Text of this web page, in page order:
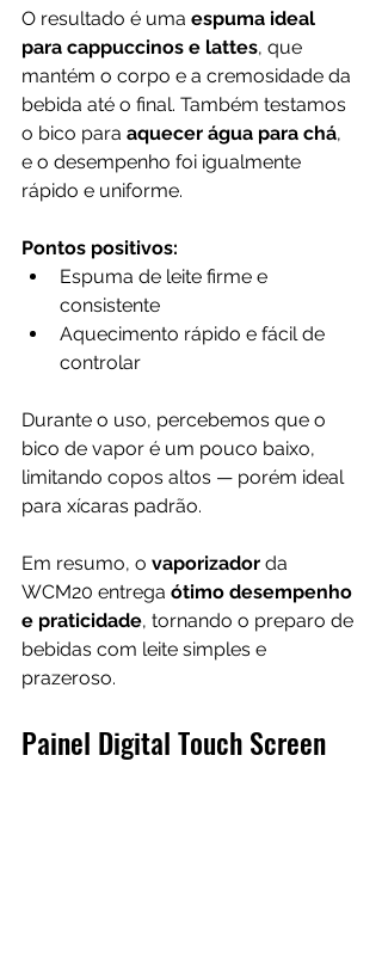
O resultado é uma espuma ideal
para cappuccinos e lattes, que
mantém o corpo e a cremosidade da
bebida até o final. Também testamos
o bico para aquecer água para chá,
e o desempenho foi igualmente
rápido e uniforme.
Pontos positivos:
Espuma de leite firme e
consistente
Aquecimento rápido e fácil de
controlar
Durante o uso, percebemos que o
bico de vapor é um pouco baixo,
limitando copos altos — porém ideal
para xícaras padrão.
Em resumo, o vaporizador da
WCM20 entrega ótimo desempenho
e praticidade, tornando o preparo de
bebidas com leite simples e
prazeroso.
Painel Digital Touch Screen